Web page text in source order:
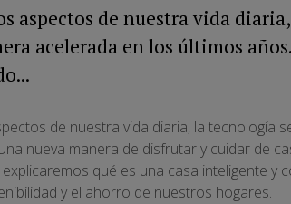
aspectos de nuestra vida
acelerada en los últimos
de nuestra vida diaria, la tecnología
nueva manera de disfrutar y cuidar de
qué es una casa inteligente y
y el ahorro de nuestros hogares.